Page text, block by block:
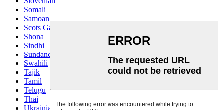
Somali
Samoan
Scots Gaelic
Shona
Sindhi
Sundanese
Swahili
Tajik
Tamil
Telugu
Thai
Ukrainian